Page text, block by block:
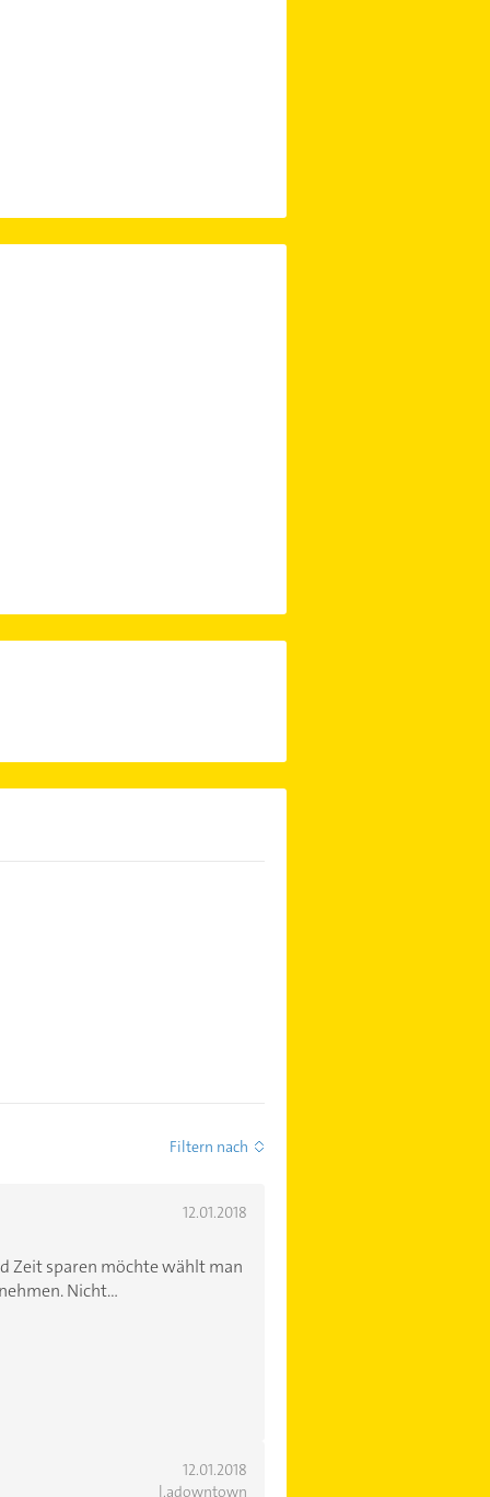
Filtern nach
12.01.2018
Zeit sparen möchte wählt man
Nicht...
12.01.2018
l.adowntown